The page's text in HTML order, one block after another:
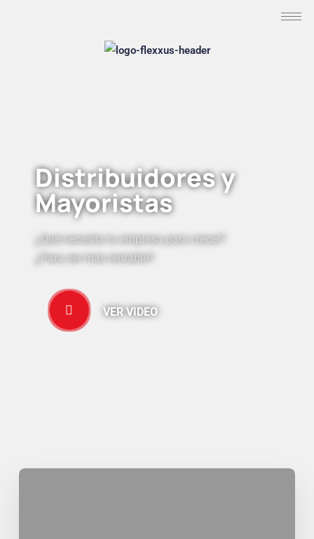
Distribuidores y
Mayoristas
¿Qué necesita tu empresa para crecer?
¿Para ser más rentable?
VER VIDEO